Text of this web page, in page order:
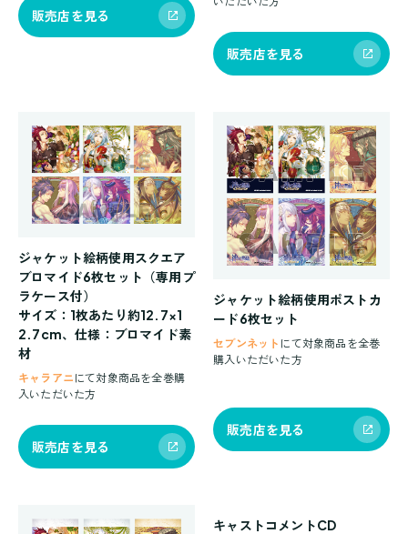
販売店を見る
販売店を見る
ジャケット絵柄使用スクエア
ブロマイド6枚セット（専用プ
ラケース付）
サイズ：1枚あたり約12.7×1
2.7cm、仕様：ブロマイド素
材
キャラアニ にて対象商品を全巻購
入いただいた方
販売店を見る
ジャケット絵柄使用ポストカ
ード6枚セット
セブンネット にて対象商品を全巻
購入いただいた方
販売店を見る
キャストコメントCD